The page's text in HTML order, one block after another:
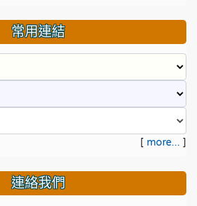
常用連結
[ more... ]
連絡我們